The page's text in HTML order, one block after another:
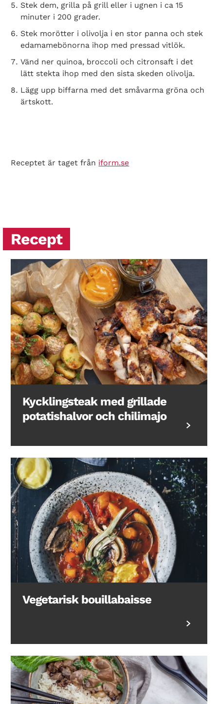
Search Diabetes Wellness Sverige
Stek dem, grilla på grill eller i ugnen i ca 15
minuter i 200 grader.
Stek morötter i olivolja i en stor panna och stek
edamamebönorna ihop med pressad vitlök.
Vänd ner quinoa, broccoli och citronsaft i det
lätt stekta ihop med den sista skeden olivolja.
Lägg upp biffarna med det småvarma gröna och
ärtskott.
Receptet är taget från iform.se
Recept
Kycklingsteak med grillade
potatishalvor och chilimajo
Vegetarisk bouillabaisse